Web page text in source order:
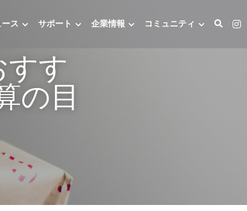
ース サポート 企業情報 コミュニティ
すす
の目